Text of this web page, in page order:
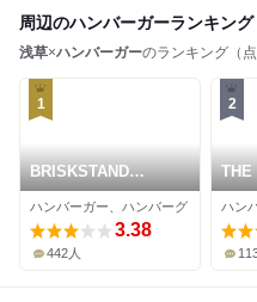
周辺のハンバーガーランキング
浅草×ハンバーガーのランキング（
1
BRISKSTAND
ASAKUSA
ハンバーガー、ハンバーグ
3.38
442人
2
THE